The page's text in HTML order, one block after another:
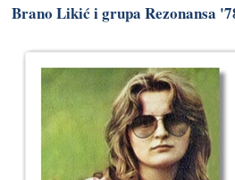
Brano Likić i grupa Rezonansa